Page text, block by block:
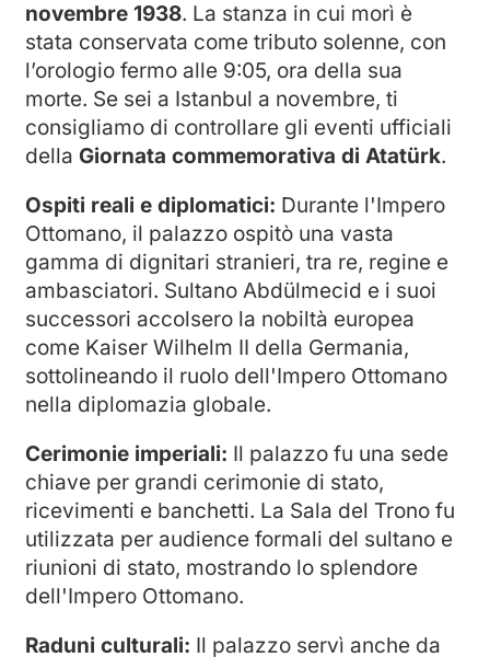
novembre 1938. La stanza in cui morì è
stata conservata come tributo solenne, con
l’orologio fermo alle 9:05, ora della sua
morte. Se sei a Istanbul a novembre, ti
consigliamo di controllare gli eventi ufficiali
della Giornata commemorativa di Atatürk.
Ospiti reali e diplomatici: Durante l'Impero
Ottomano, il palazzo ospitò una vasta
gamma di dignitari stranieri, tra re, regine e
ambasciatori. Sultano Abdülmecid e i suoi
successori accolsero la nobiltà europea
come Kaiser Wilhelm II della Germania,
sottolineando il ruolo dell'Impero Ottomano
nella diplomazia globale.
Cerimonie imperiali: Il palazzo fu una sede
chiave per grandi cerimonie di stato,
ricevimenti e banchetti. La Sala del Trono fu
utilizzata per audience formali del sultano e
riunioni di stato, mostrando lo splendore
dell'Impero Ottomano.
Raduni culturali: Il palazzo servì anche da